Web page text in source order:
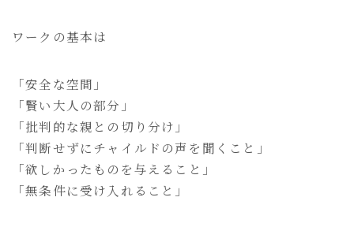
ワークの基本は
「安全な空間」
「賢い大人の部分」
「批判的な親との切り分け」
「判断せずにチャイルドの声を聞くこと」
「欲しかったものを与えること」
「無条件に受け入れること」